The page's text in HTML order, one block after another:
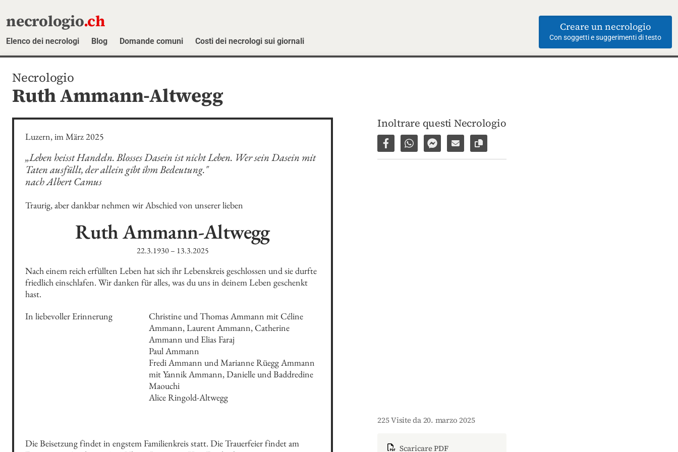
necrologio.ch
Elenco dei necrologi Blog Domande comuni Costi dei necrologi sui giornali
Creare un necrologio
Con soggetti e suggerimenti di testo
Necrologio
Ruth Ammann-Altwegg
Luzern, im März 2025
„Leben heisst Handeln. Blosses Dasein ist nicht Leben. Wer sein Dasein mit
Taten ausfüllt, der allein gibt ihm Bedeutung."
nach Albert Camus
Traurig, aber dankbar nehmen wir Abschied von unserer lieben
RuthAmmann-Altwegg
22.3.1930– 13.3.2025
Nach einem reich erfüllten Leben hat sich ihr Lebenskreis geschlossen und sie durfte
friedlich einschlafen. Wir danken für alles, was du uns in deinem Leben geschenkt
hast.
In liebevoller Erinnerung
Christine und Thomas Ammann mit Céline
Ammann, Laurent Ammann, Catherine
Ammann und Elias Faraj
Paul Ammann
Fredi Ammann und Marianne Rüegg Ammann
mit Yannik Ammann, Danielle und Baddredine
Maouchi
Alice Ringold-Altwegg
Die Beisetzung findet in engstem Familienkreis statt. Die Trauerfeier findet am
Inoltrare questi Necrologio
Condividi su Facebook
Condividi su WhatsApp
Inviare per Facebook Messenger
Inviare per email
Copia il link alla pagina
225 Visite da 20. marzo 2025
Scaricare PDF